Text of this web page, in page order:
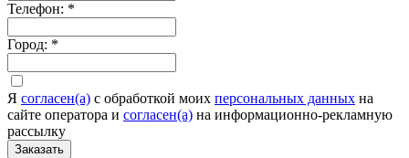
Телефон: *
Город: *
Я согласен(а) c обработкой моих персональных данных на
сайте оператора и согласен(а) на информационно-рекламную
рассылку
Заказать